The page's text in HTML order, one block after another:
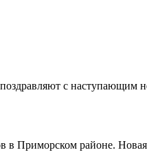
с наступающим
в Приморском районе. Новая